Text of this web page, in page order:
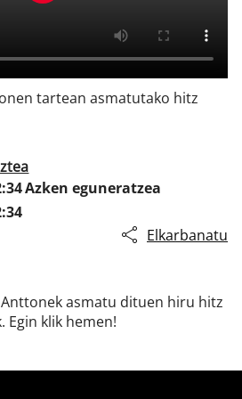
tartean asmatutako hitz
Azken eguneratzea
Elkarbanatu
asmatu dituen hiru hitz
Egin klik hemen!